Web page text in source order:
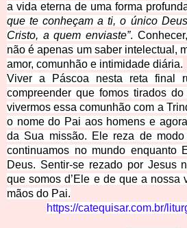
a vida eterna de uma forma
que te conheçam a ti, o único
Cristo, a quem enviaste”.
não é apenas um saber intelectual,
amor, comunhão e intimidade diária.
Viver a Páscoa nesta reta final
compreender que fomos tirados
vivermos essa comunhão com a
o nome do Pai aos homens e
da Sua missão. Ele reza de
continuamos no mundo enquanto
Deus. Sentir-se rezado por Jesus
que somos d’Ele e de que a nossa
mãos do Pai.
https://catequisar.com.br/